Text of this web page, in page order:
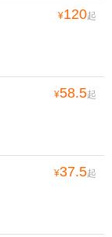
¥120起
¥58.5起
¥37.5起